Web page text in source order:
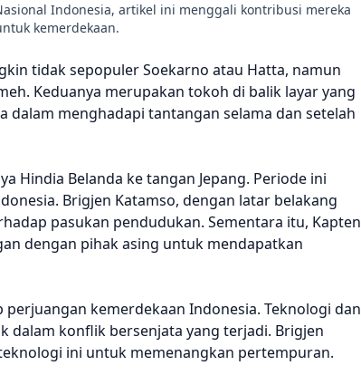
Indonesia, artikel ini menggali kontribusi mereka
kemerdekaan.
tidak sepopuler Soekarno atau Hatta, namun
Keduanya merupakan tokoh di balik layar yang
menghadapi tantangan selama dan setelah
Hindia Belanda ke tangan Jepang. Periode ini
Brigjen Katamso, dengan latar belakang
pasukan pendudukan. Sementara itu, Kapten
dengan pihak asing untuk mendapatkan
kemerdekaan Indonesia. Teknologi dan
dalam konflik bersenjata yang terjadi. Brigjen
ini untuk memenangkan pertempuran.